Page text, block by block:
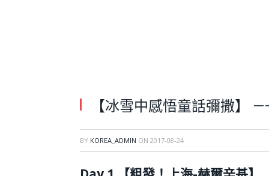
【冰雪中感悟童話彌撒】
BY KOREA_ADMIN ON 2017-08-24